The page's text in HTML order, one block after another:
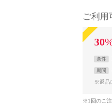
ご利用
30
条件
期間
※返品
※1回のご注